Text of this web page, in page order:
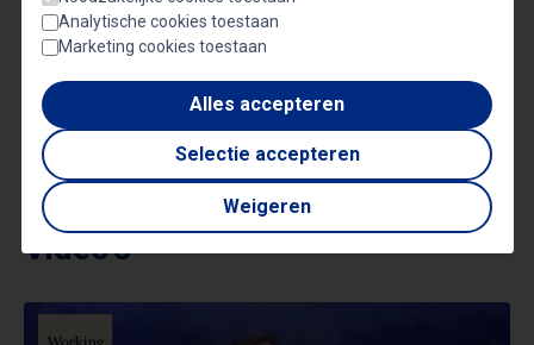
Citymarketing & stedelijke ontwikkeling
Economie & investeren Trendwatchers
Vastgoed
Video's
Analytische cookies toestaan
Marketing cookies toestaan
Alles accepteren
Selectie accepteren
Weigeren